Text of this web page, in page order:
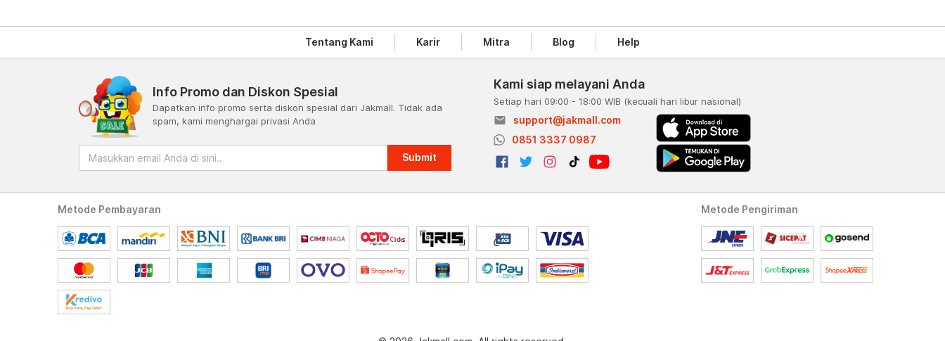
Tentang Kami Karir Mitra Blog Help
Info Promo dan Diskon Spesial
Dapatkan info promo serta diskon spesial dari Jakmall. Tidak ada
spam, kami menghargai privasi Anda
Submit
Kami siap melayani Anda
Setiap hari 09:00 - 18:00 WIB (kecuali hari libur nasional)
email
support@jakmall.com
0851 3337 0987
Metode Pembayaran Metode Pengiriman